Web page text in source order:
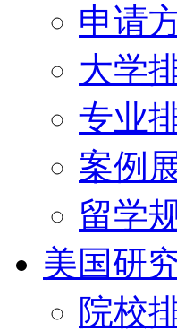
申请
大学
专业
案例
留学
美国研
院校